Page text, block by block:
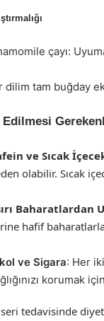
çayı:
dilim tam buğday
Edilmesi
ve Sıcak
olabilir. Sıcak
Baharatlardan
hafif
ve Sigara: Her
korumak
tedavisinde